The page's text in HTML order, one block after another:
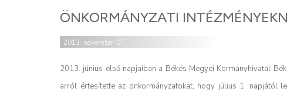
ÖNKORMÁNYZATI
2013. november 07.
2013. június első napjaiban a Békés Megyei Kormányhivatal
arról értesítette az önkormányzatokat, hogy július 1. napjától